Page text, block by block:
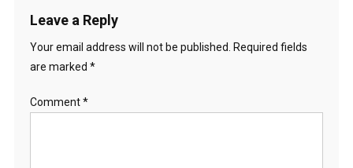
Leave a Reply
Your email address will not be published.
Required fields
are marked *
Comment*